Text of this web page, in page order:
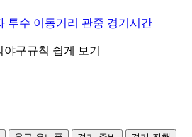
투수 이동거리 관중 경기시간
구규칙 쉽게 보기